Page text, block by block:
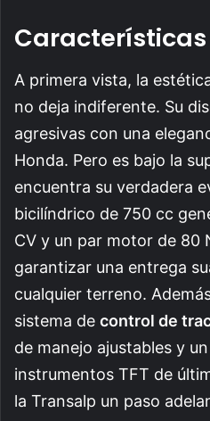
Características
A primera vista, la
no deja indiferente. Su
agresivas con una
Honda. Pero es bajo la
encuentra su verdadera
bicilíndrico de 750 cc
CV y un par motor de 80
garantizar una entrega
cualquier terreno.
sistema de control de
de manejo ajustables y
instrumentos TFT de
la Transalp un paso